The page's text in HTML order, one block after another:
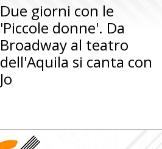
Due giorni con le
'Piccole donne'. Da
Broadway al teatro
dell'Aquila si canta con
Jo